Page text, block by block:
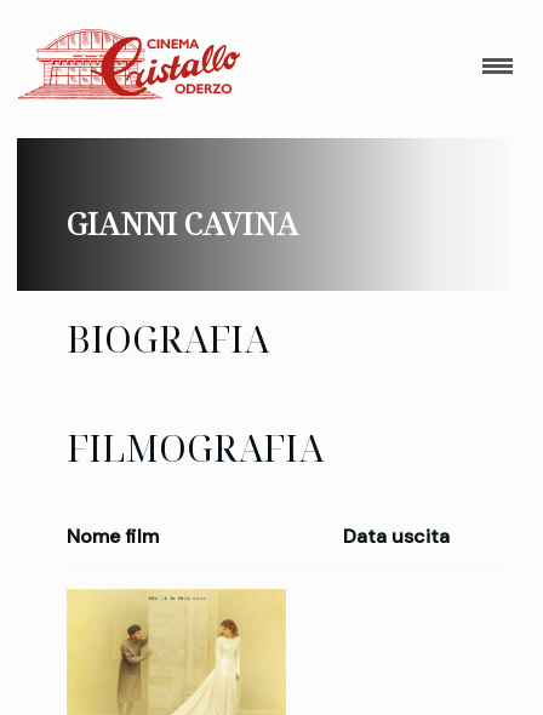
GIANNI CAVINA
BIOGRAFIA
FILMOGRAFIA
Nome film Data uscita